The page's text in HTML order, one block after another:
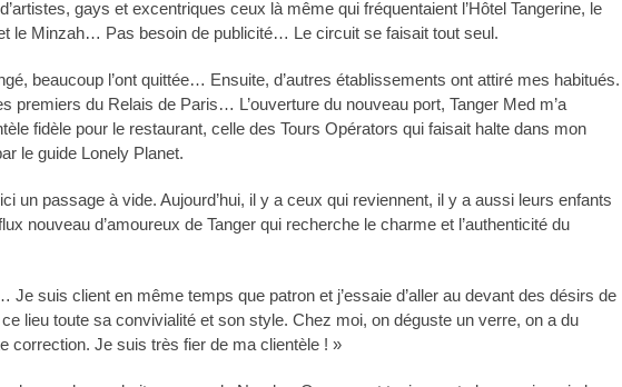
gays et excentriques ceux là même qui fréquentaient l’Hôtel Tangerine, le
le Minzah… Pas besoin de publicité… Le circuit se faisait tout seul.
beaucoup l’ont quittée… Ensuite, d’autres établissements ont attiré mes habitués.
premiers du Relais de Paris… L’ouverture du nouveau port, Tanger Med m’a
fidèle pour le restaurant, celle des Tours Opérators qui faisait halte dans mon
le guide Lonely Planet.
un passage à vide. Aujourd’hui, il y a ceux qui reviennent, il y a aussi leurs enfants
nouveau d’amoureux de Tanger qui recherche le charme et l’authenticité du
Je suis client en même temps que patron et j’essaie d’aller au devant des désirs de
lieu toute sa convivialité et son style. Chez moi, on déguste un verre, on a du
correction. Je suis très fier de ma clientèle ! »